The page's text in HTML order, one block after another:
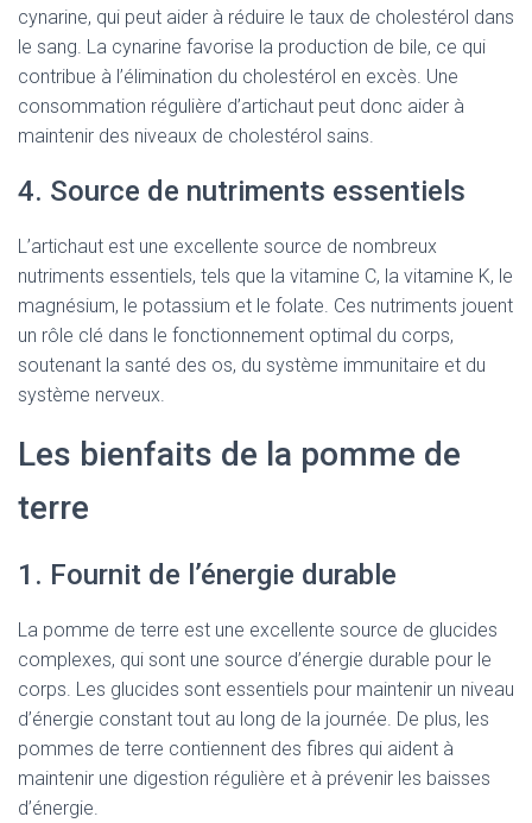
cynarine, qui peut aider à réduire le taux de cholestérol dans
le sang. La cynarine favorise la production de bile, ce qui
contribue à l’élimination du cholestérol en excès. Une
consommation régulière d’artichaut peut donc aider à
maintenir des niveaux de cholestérol sains.
4. Source de nutriments essentiels
L’artichaut est une excellente source de nombreux
nutriments essentiels, tels que la vitamine C, la vitamine K, le
magnésium, le potassium et le folate. Ces nutriments jouent
un rôle clé dans le fonctionnement optimal du corps,
soutenant la santé des os, du système immunitaire et du
système nerveux.
Les bienfaits de la pomme de
terre
1. Fournit de l’énergie durable
La pomme de terre est une excellente source de glucides
complexes, qui sont une source d’énergie durable pour le
corps. Les glucides sont essentiels pour maintenir un niveau
d’énergie constant tout au long de la journée. De plus, les
pommes de terre contiennent des fibres qui aident à
maintenir une digestion régulière et à prévenir les baisses
d’énergie.